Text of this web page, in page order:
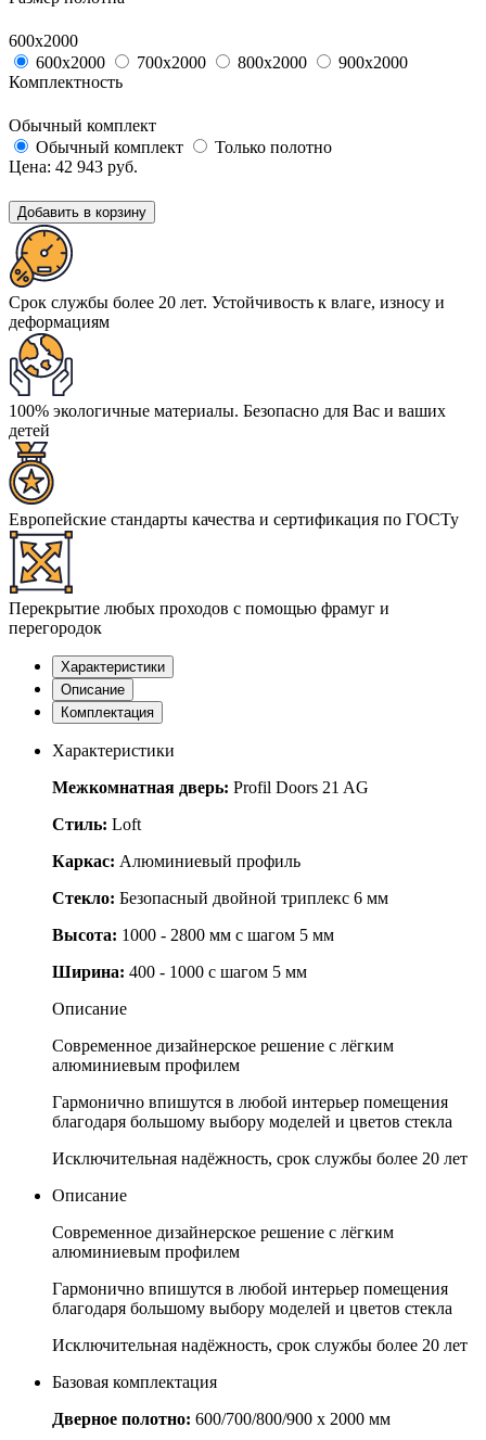
600х2000
600х2000
700х2000 800х2000
900х2000
Комплектность
Обычный комплект
Обычный комплект
Только полотно
Цена: 42 943 руб.
Добавить в корзину
Срок службы более 20 лет. Устойчивость к влаге, износу и
деформациям
100% экологичные материалы. Безопасно для Вас и ваших
детей
Европейские стандарты качества и сертификация по ГОСТу
Перекрытие любых проходов с помощью фрамуг и
перегородок
Характеристики
Описание
Комплектация
Характеристики
Межкомнатная дверь: Profil Doors 21 AG
Стиль: Loft
Каркас: Алюминиевый профиль
Стекло: Безопасный двойной триплекс 6 мм
Высота: 1000 - 2800 мм с шагом 5 мм
Ширина: 400 - 1000 с шагом 5 мм
Описание
Современное дизайнерское решение с лёгким
алюминиевым профилем
Гармонично впишутся в любой интерьер помещения
благодаря большому выбору моделей и цветов стекла
Исключительная надёжность, срок службы более 20 лет
Описание
Современное дизайнерское решение с лёгким
алюминиевым профилем
Гармонично впишутся в любой интерьер помещения
благодаря большому выбору моделей и цветов стекла
Исключительная надёжность, срок службы более 20 лет
Базовая комплектация
Дверное полотно: 600/700/800/900 x 2000 мм